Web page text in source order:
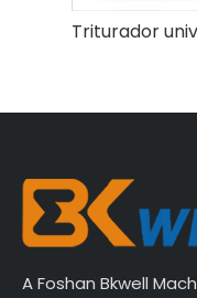
A Foshan Bkwell